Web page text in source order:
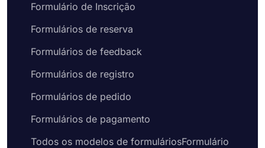
Formulário de Inscrição
Formulários de reserva
Formulários de feedback
Formulários de registro
Formulários de pedido
Formulários de pagamento
Todos os modelos de formuláriosFormulário